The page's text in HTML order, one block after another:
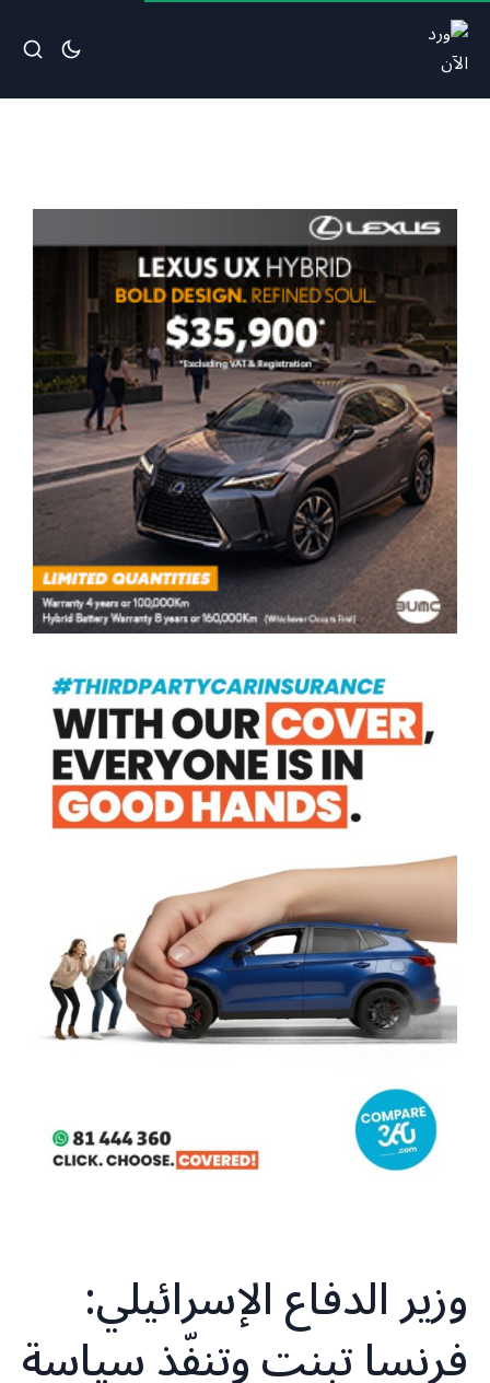
وزير الدفاع الإسرائيلي:
فرنسا تبنت وتنفّذ سياسة